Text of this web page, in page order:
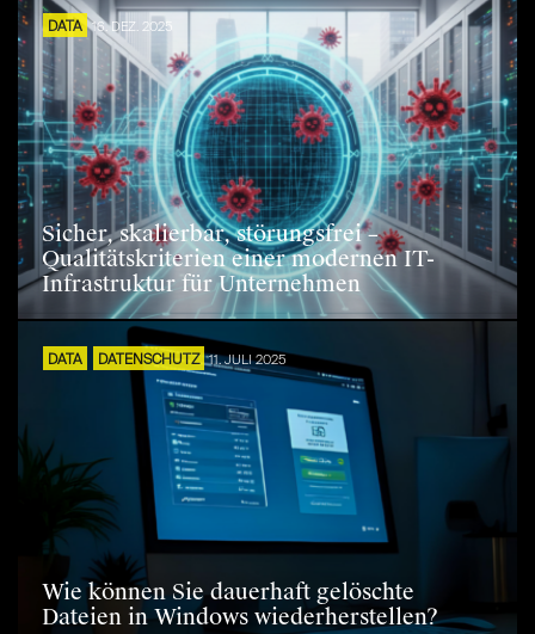
DATA 16. DEZ. 2025
Sicher, skalierbar, störungsfrei –
Qualitätskriterien einer modernen IT-
Infrastruktur für Unternehmen
DATA DATENSCHUTZ 11. JULI 2025
Wie können Sie dauerhaft gelöschte
Dateien in Windows wiederherstellen?